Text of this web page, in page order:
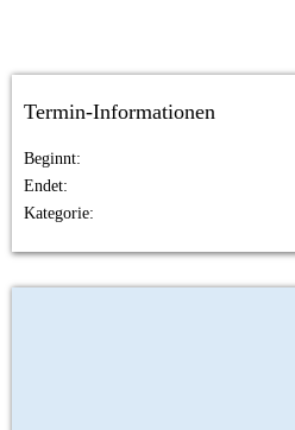
Termin-Informationen
Beginnt
Endet
Kategorie